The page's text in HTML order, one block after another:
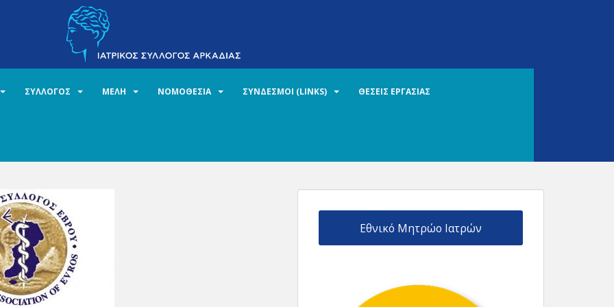
ΣΥΛΛΟΓΟΣ ΜΕΛΗ ΝΟΜΟΘΕΣΙΑ ΣΥΝΔΕΣΜΟΙ (LINKS) ΘΕΣΕΙΣ ΕΡΓΑΣΙΑΣ
Εθνικό Μητρώο Ιατρών